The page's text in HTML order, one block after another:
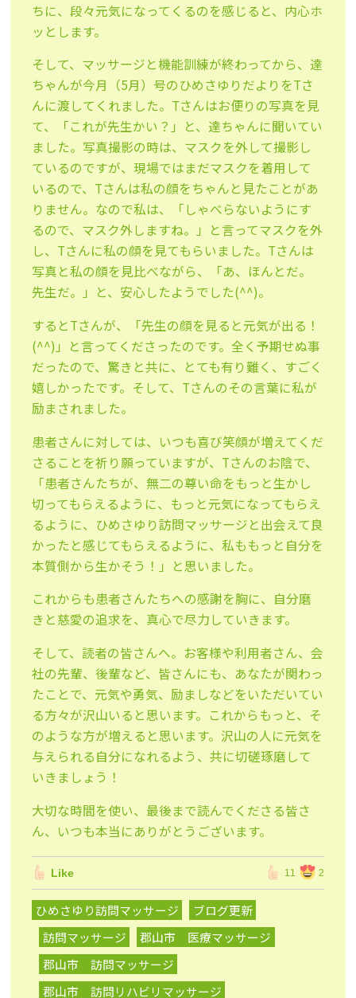
ちに、段々元気になってくるのを感じると、内心ホ
ッとします。
そして、マッサージと機能訓練が終わってから、達
ちゃんが今月（5月）号のひめさゆりだよりをTさ
んに渡してくれました。Tさんはお便りの写真を見
て、「これが先生かい？」と、達ちゃんに聞いてい
ました。写真撮影の時は、マスクを外して撮影し
ているのですが、現場ではまだマスクを着用して
いるので、Tさんは私の顔をちゃんと見たことがあ
りません。なので私は、「しゃべらないようにす
るので、マスク外しますね。」と言ってマスクを外
し、Tさんに私の顔を見てもらいました。Tさんは
写真と私の顔を見比べながら、「あ、ほんとだ。
先生だ。」と、安心したようでした(^^)。
するとTさんが、「先生の顔を見ると元気が出る！
(^^)」と言ってくださったのです。全く予期せぬ事
だったので、驚きと共に、とても有り難く、すごく
嬉しかったです。そして、Tさんのその言葉に私が
励まされました。
患者さんに対しては、いつも喜び笑顔が増えてくだ
さることを祈り願っていますが、Tさんのお陰で、
「患者さんたちが、無二の尊い命をもっと生かし
切ってもらえるように、もっと元気になってもらえ
るように、ひめさゆり訪問マッサージと出会えて良
かったと感じてもらえるように、私ももっと自分を
本質側から生かそう！」と思いました。
これからも患者さんたちへの感謝を胸に、自分磨
きと慈愛の追求を、真心で尽力していきます。
そして、読者の皆さんへ。お客様や利用者さん、会
社の先輩、後輩など、皆さんにも、あなたが関わっ
たことで、元気や勇気、励ましなどをいただいてい
る方々が沢山いると思います。これからもっと、そ
のような方が増えると思います。沢山の人に元気を
与えられる自分になれるよう、共に切磋琢磨して
いきましょう！
大切な時間を使い、最後まで読んでくださる皆さ
ん、いつも本当にありがとうございます。
Like 11 2
ひめさゆり訪問マッサージ
ブログ更新
訪問マッサージ
郡山市 医療マッサージ
郡山市 訪問マッサージ
郡山市 訪問リハビリマッサージ